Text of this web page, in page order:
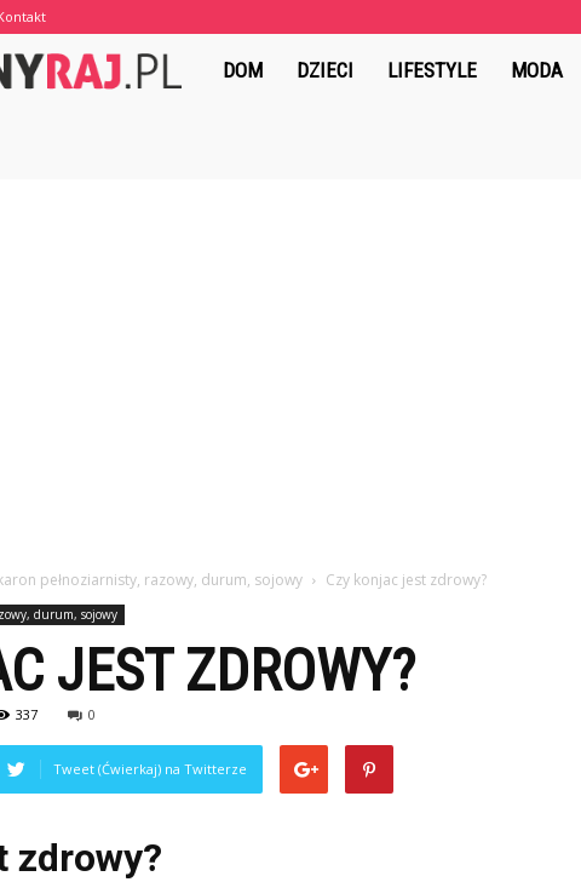
MydlanyRaj.pl
DOM DZIECI LIFESTYLE MODA
pełnoziarnisty, razowy, durum, sojowy Czy konjac jest zdrowy?
durum, sojowy
JEST ZDROWY?
337 0
Tweet (Ćwierkaj) na Twitterze
zdrowy?